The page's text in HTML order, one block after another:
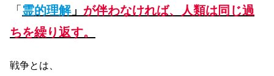
「 霊的理解」 が伴わなければ、人類は同じ過
ちを繰り返す。
戦争とは、